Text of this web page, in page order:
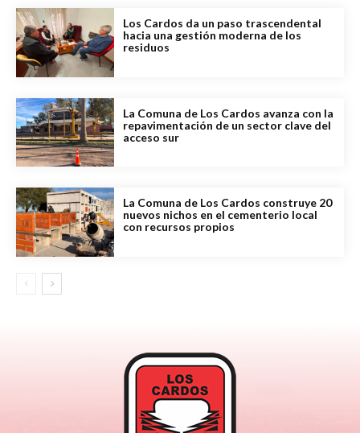
Los Cardos da un paso trascendental
hacia una gestión moderna de los
residuos
La Comuna de Los Cardos avanza con la
repavimentación de un sector clave del
acceso sur
La Comuna de Los Cardos construye 20
nuevos nichos en el cementerio local
con recursos propios